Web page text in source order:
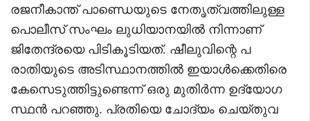
രജനീകാന്ത് പാണ്ഡെയുടെ നേതൃത്വത്തിലുള്ള
പൊലീസ് സംഘം ലുധിയാനയിൽ നിന്നാണ്
ജിതേന്ദ്രയെ പിടികൂടിയത്. ഷീലുവിന്റെ പ
രാതിയുടെ അടിസ്ഥാനത്തിൽ ഇയാൾക്കെതിരെ
കേസെടുത്തിട്ടുണ്ടെന്ന് ഒരു മുതിർന്ന ഉദ്യോഗ
സ്ഥൻ പറഞ്ഞു. പ്രതിയെ ചോദ്യം ചെയ്തുവ